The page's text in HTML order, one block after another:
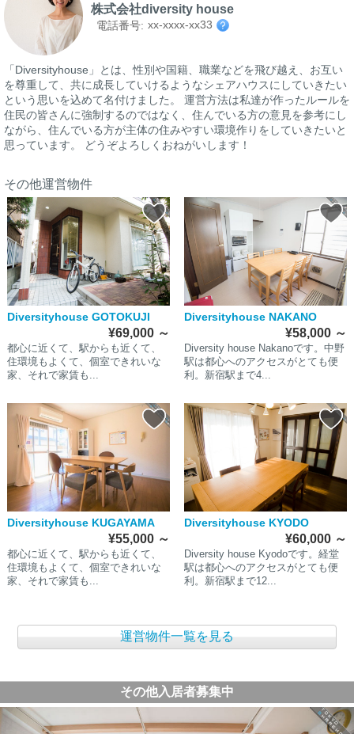
株式会社diversity house
電話番号: xx-xxxx-xx33
「Diversityhouse」とは、性別や国籍、職業などを飛び越え、お互い
を尊重して、共に成長していけるようなシェアハウスにしていきたい
という思いを込めて名付けました。 運営方法は私達が作ったルールを
住民の皆さんに強制するのではなく、住んでいる方の意見を参考にし
ながら、住んでいる方が主体の住みやすい環境作りをしていきたいと
思っています。 どうぞよろしくおねがいします！
その他運営物件
Diversityhouse GOTOKUJI
¥69,000 ～
都心に近くて、駅からも近くて、
住環境もよくて、個室できれいな
家、それで家賃も...
Diversityhouse NAKANO
¥58,000 ～
Diversity house Nakanoです。中野
駅は都心へのアクセスがとても便
利。新宿駅まで4...
Diversityhouse KUGAYAMA
¥55,000 ～
都心に近くて、駅からも近くて、
住環境もよくて、個室できれいな
家、それで家賃も...
Diversityhouse KYODO
¥60,000 ～
Diversity house Kyodoです。経堂
駅は都心へのアクセスがとても便
利。新宿駅まで12...
運営物件一覧を見る
その他入居者募集中